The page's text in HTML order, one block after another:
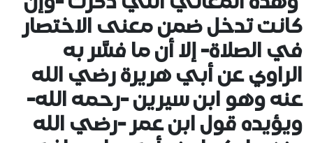
كانت تدخل ضمن معنى الاختصار
في الصلاة- إلا أن ما فسَّر به
الراوي عن أبي هريرة رضي الله
عنه وهو ابن سيرين -رحمه الله-
ويؤيده قول ابن عمر -رضي الله